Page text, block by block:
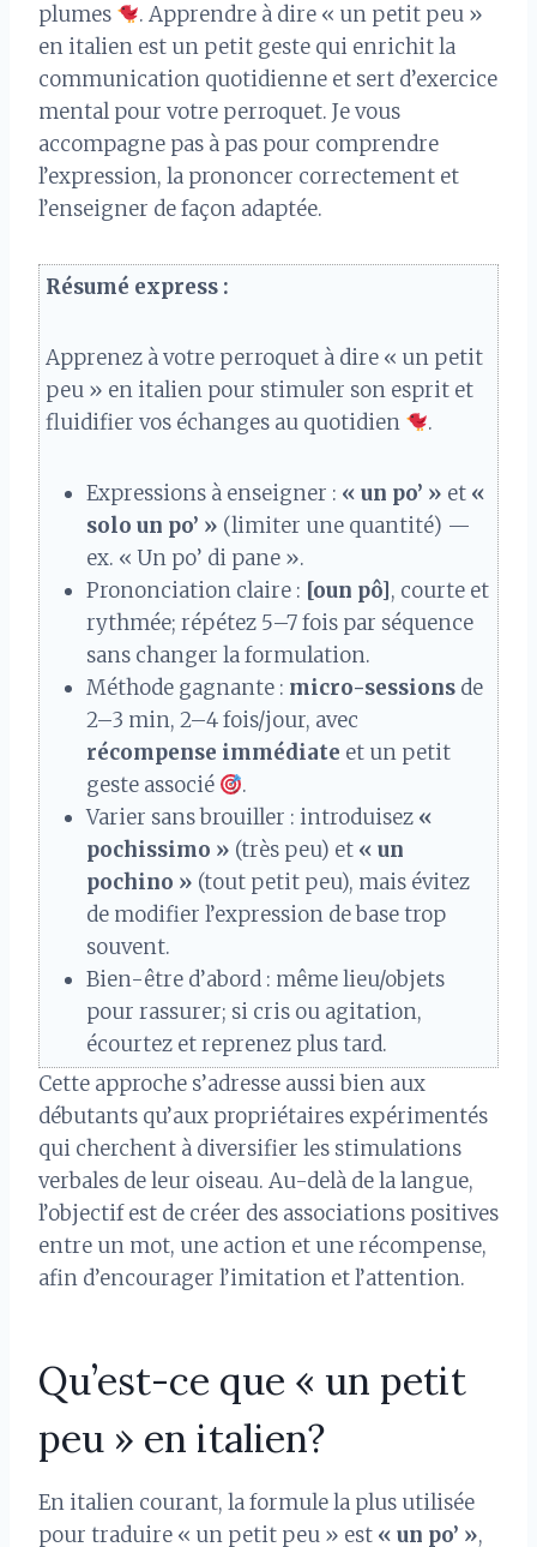
plumes
. Apprendre à dire « un petit peu »
en italien est un petit geste qui enrichit la
communication quotidienne et sert d’exercice
mental pour votre perroquet. Je vous
accompagne pas à pas pour comprendre
l’expression, la prononcer correctement et
l’enseigner de façon adaptée.
Résumé express :
Apprenez à votre perroquet à dire « un petit
peu » en italien pour stimuler son esprit et
fluidifier vos échanges au quotidien
.
Expressions à enseigner : « un po’ » et «
solo un po’ » (limiter une quantité) —
ex. « Un po’ di pane ».
Prononciation claire : [oun pô], courte et
rythmée; répétez 5–7 fois par séquence
sans changer la formulation.
Méthode gagnante : micro-sessions de
2–3 min, 2–4 fois/jour, avec
récompense immédiate et un petit
geste associé
.
Varier sans brouiller : introduisez «
pochissimo » (très peu) et « un
pochino » (tout petit peu), mais évitez
de modifier l’expression de base trop
souvent.
Bien-être d’abord : même lieu/objets
pour rassurer; si cris ou agitation,
écourtez et reprenez plus tard.
Cette approche s’adresse aussi bien aux
débutants qu’aux propriétaires expérimentés
qui cherchent à diversifier les stimulations
verbales de leur oiseau. Au-delà de la langue,
l’objectif est de créer des associations positives
entre un mot, une action et une récompense,
afin d’encourager l’imitation et l’attention.
Qu’est-ce que « un petit
peu » en italien?
En italien courant, la formule la plus utilisée
pour traduire « un petit peu » est « un po’ »,